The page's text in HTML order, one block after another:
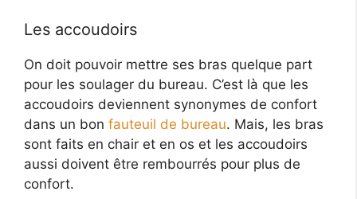
Les accoudoirs
On doit pouvoir mettre ses bras quelque part
pour les soulager du bureau. C’est là que les
accoudoirs deviennent synonymes de confort
dans un bon fauteuil de bureau. Mais, les bras
sont faits en chair et en os et les accoudoirs
aussi doivent être rembourrés pour plus de
confort.